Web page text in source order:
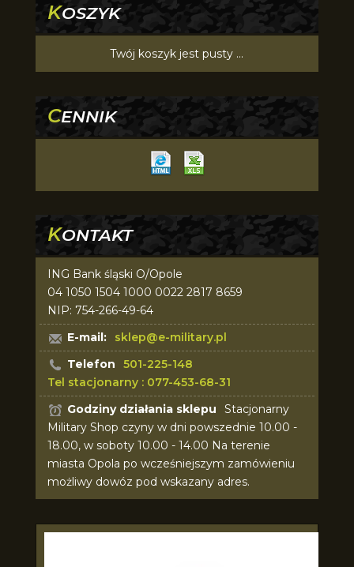
KOSZYK
Twój koszyk jest pusty ...
CENNIK
KONTAKT
ING Bank śląski O/Opole
04 1050 1504 1000 0022 2817 8659
NIP: 754-266-49-64
E-mail:
sklep@e-military.pl
Telefon
501-225-148
Tel stacjonarny : 077-453-68-31
Godziny działania sklepu
Stacjonarny
Military Shop czyny w dni powszednie 10.00 -
18.00, w soboty 10.00 - 14.00 Na terenie
miasta Opola po wcześniejszym zamówieniu
możliwy dowóz pod wskazany adres.